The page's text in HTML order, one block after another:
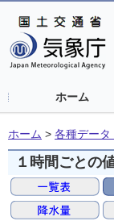
ホーム
ホーム > 各種データ
１時間ごとの